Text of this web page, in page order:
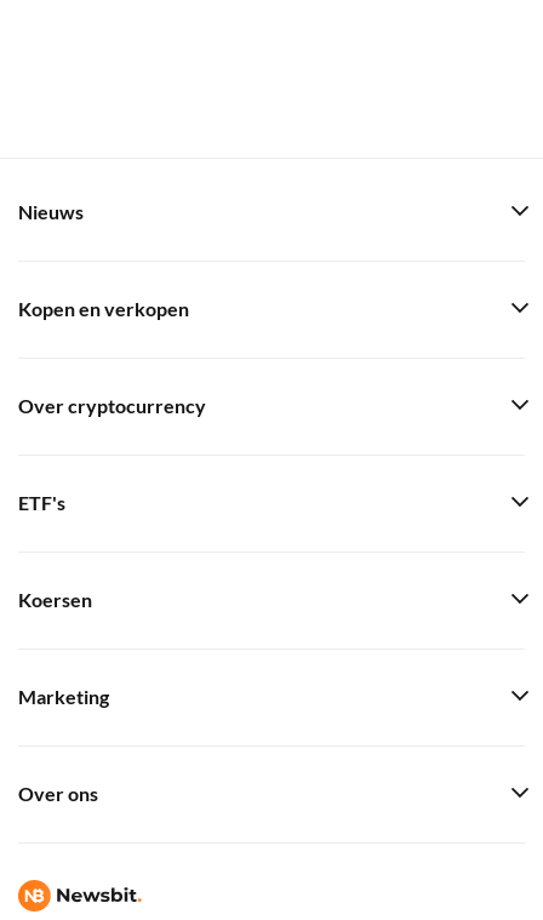
Nieuws
Kopen en verkopen
Over cryptocurrency
ETF's
Koersen
Marketing
Over ons